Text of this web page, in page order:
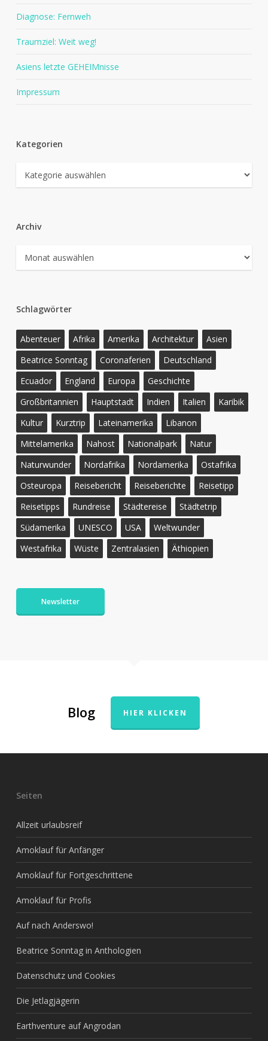
Diagnose: Fernweh
Traumziel: Weit weg!
Asiens letzte GEHEIMnisse
Impressum
Kategorien
Kategorien
Archiv
Archiv
Schlagwörter
Abenteuer Afrika Amerika Architektur
Asien
Beatrice Sonntag
Coronaferien
Deutschland
Ecuador
England Europa
Geschichte
Großbritannien
Hauptstadt Indien Italien
Karibik
Kultur
Kurztrip Lateinamerika
Libanon
Mittelamerika
Nahost Nationalpark
Natur
Naturwunder
Nordafrika Nordamerika
Ostafrika
Osteuropa
Reisebericht Reiseberichte
Reisetipp
Reisetipps
Rundreise Städtereise
Städtetrip
Südamerika
UNESCO USA
Weltwunder
Westafrika
Wüste Zentralasien Äthiopien
Newsletter
Blog HIER KLICKEN
Seiten
Allzeit urlaubsreif
Amoklauf für Anfänger
Amoklauf für Fortgeschrittene
Amoklauf für Profis
Auf nach Anderswo!
Beatrice Sonntag in Anthologien
Datenschutz und Cookies
Die Jetlagjägerin
Earthventure auf Angrodan